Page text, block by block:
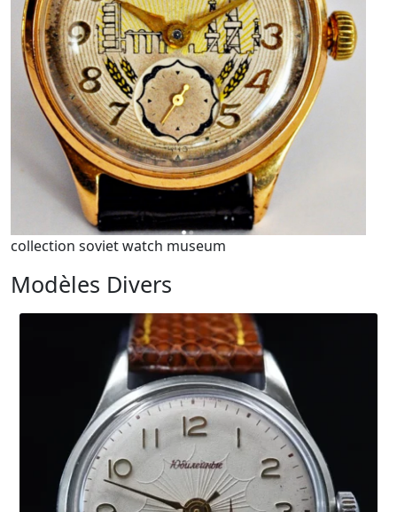
collection soviet watch museum
Modèles Divers